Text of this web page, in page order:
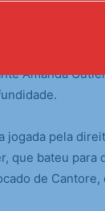
a trabalhar
Amanda
jogada pela
que bateu para
de